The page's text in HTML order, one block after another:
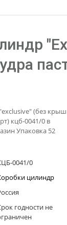
(без
кцб-0041/0 в
Упаковка 52
0041/0
цилиндр
годности не